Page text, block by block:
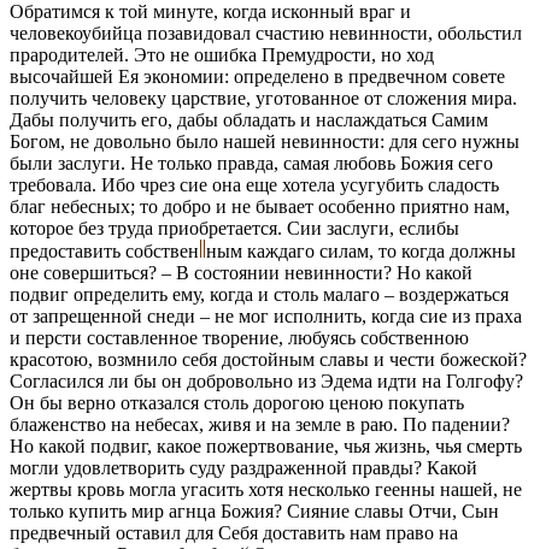
Обратимся к той минуте, когда исконный враг и
человекоубийца позавидовал счастию невинности, обольстил
прародителей. Это не ошибка Премудрости, но ход
высочайшей Ея экономии: определено в предвечном совете
получить человеку царствие, уготованное от сложения мира.
Дабы получить его, дабы обладать и наслаждаться Самим
Богом, не довольно было нашей невинности: для сего нужны
были заслуги. Не только правда, самая любовь Божия сего
требовала. Ибо чрез сие она еще хотела усугубить сладость
благ небесных; то добро и не бывает особенно приятно нам,
которое без труда приобретается. Сии заслуги, еслибы
предоставить собствен ным каждаго силам, то когда должны
оне совершиться? – В состоянии невинности? Но какой
подвиг определить ему, когда и столь малаго – воздержаться
от запрещенной снеди – не мог исполнить, когда сие из праха
и персти составленное творение, любуясь собственною
красотою, возмнило себя достойным славы и чести божеской?
Согласился ли бы он добровольно из Эдема идти на Голгофу?
Он бы верно отказался столь дорогою ценою покупать
блаженство на небесах, живя и на земле в раю. По падении?
Но какой подвиг, какое пожертвование, чья жизнь, чья смерть
могли удовлетворить суду раздраженной правды? Какой
жертвы кровь могла угасить хотя несколько геенны нашей, не
только купить мир агнца Божия? Сияние славы Отчи, Сын
предвечный оставил для Себя доставить нам право на